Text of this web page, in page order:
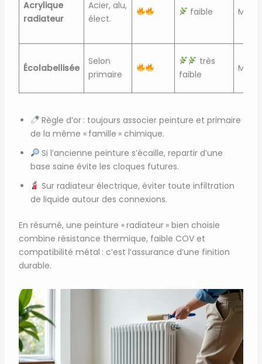
Acrylique
radiateur
Acier, alu,
élect.
faible Mat/
Écolabellisée
Selon
primaire
très
faible
Mat/
Règle d’or : toujours associer peinture et primaire
de la même « famille » chimique.
Si l’ancienne peinture s’écaille, repartir d’une
base saine évite les cloques futures.
Sur radiateur électrique, éviter toute infiltration
de liquide autour des connexions.
En résumé, une peinture « radiateur » bien choisie
combine résistance thermique, faible COV et
compatibilité métal : c’est l’assurance d’une finition
durable.